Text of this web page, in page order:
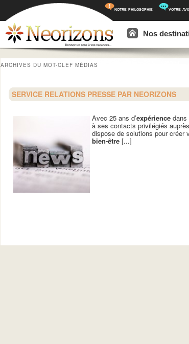
notre philosophie votre
Aller au contenu
Aller au contenu
Nos
ARCHIVES DU MOT-CLEFMÉDIAS
SERVICE RELATIONS PRESSE PAR NEORIZONS
Avec 25 ans d’expérience
à ses contacts privilégiés
dispose de solutions pour créer
bien-être [...]